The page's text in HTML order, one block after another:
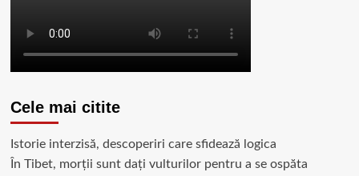
Cele mai citite
Istorie interzisă, descoperiri care sfidează logica
În Tibet, morții sunt dați vulturilor pentru a se ospăta